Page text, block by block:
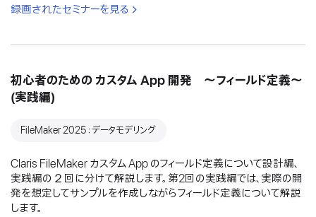
録画されたセミナーを見る
初心者のための カスタム App 開発 〜フィールド定義〜
(実践編)
FileMaker 2025：データモデリング
Claris FileMaker カスタム App のフィールド定義について設計編、
実践編の２回に分けて解説します。第2回の実践編では、実際の開
発を想定してサンプルを作成しながらフィールド定義について解説
します。